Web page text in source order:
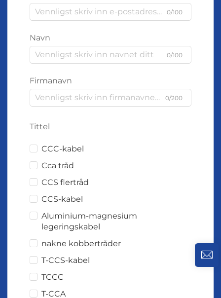
0/100
Navn
0/100
Firmanavn
0/200
Tittel
CCC-kabel
Cca tråd
CCS flertråd
CCS-kabel
Aluminium-magnesium
legeringskabel
nakne kobbertråder
T-CCS-kabel
TCCC
T-CCA